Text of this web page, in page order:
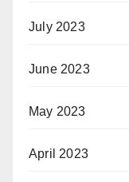
July 2023
June 2023
May 2023
April 2023